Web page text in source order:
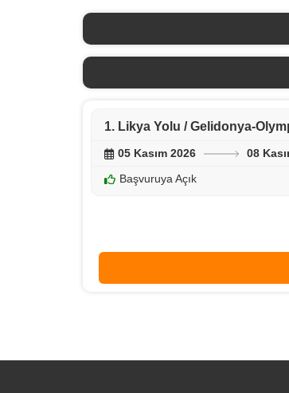
1. Likya Yolu / Gelidonya-
05 Kasım 2026
08
Başvuruya Açık